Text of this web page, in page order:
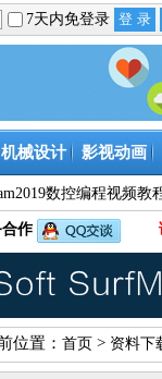
7天内免登录
机械设计 影视动画
数控编程视频教
作
位置： 首页 > 资料下